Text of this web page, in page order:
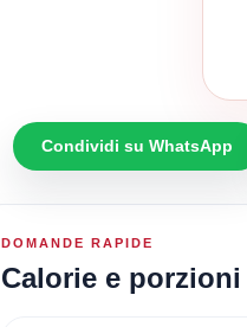
Condividi su WhatsApp
DOMANDE RAPIDE
Calorie e